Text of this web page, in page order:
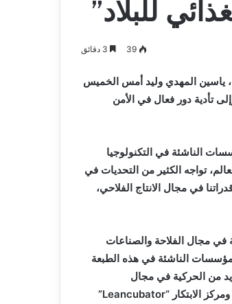
للبلاد”
39
ياسين المهدي وليد أمس الخميس
تأدية دور فعال في الأمن
(4) لمسابقة “تحدي المؤسسات الناشئة في التكنولوجيا
تواجه الكثير من التحديات في
في مجال الانتاج الفلاحي،
في مجال الفلاحة والصناعات
للمؤسسات الناشئة في هذه الطبعة
من الحركية في مجال
Leancubator
”